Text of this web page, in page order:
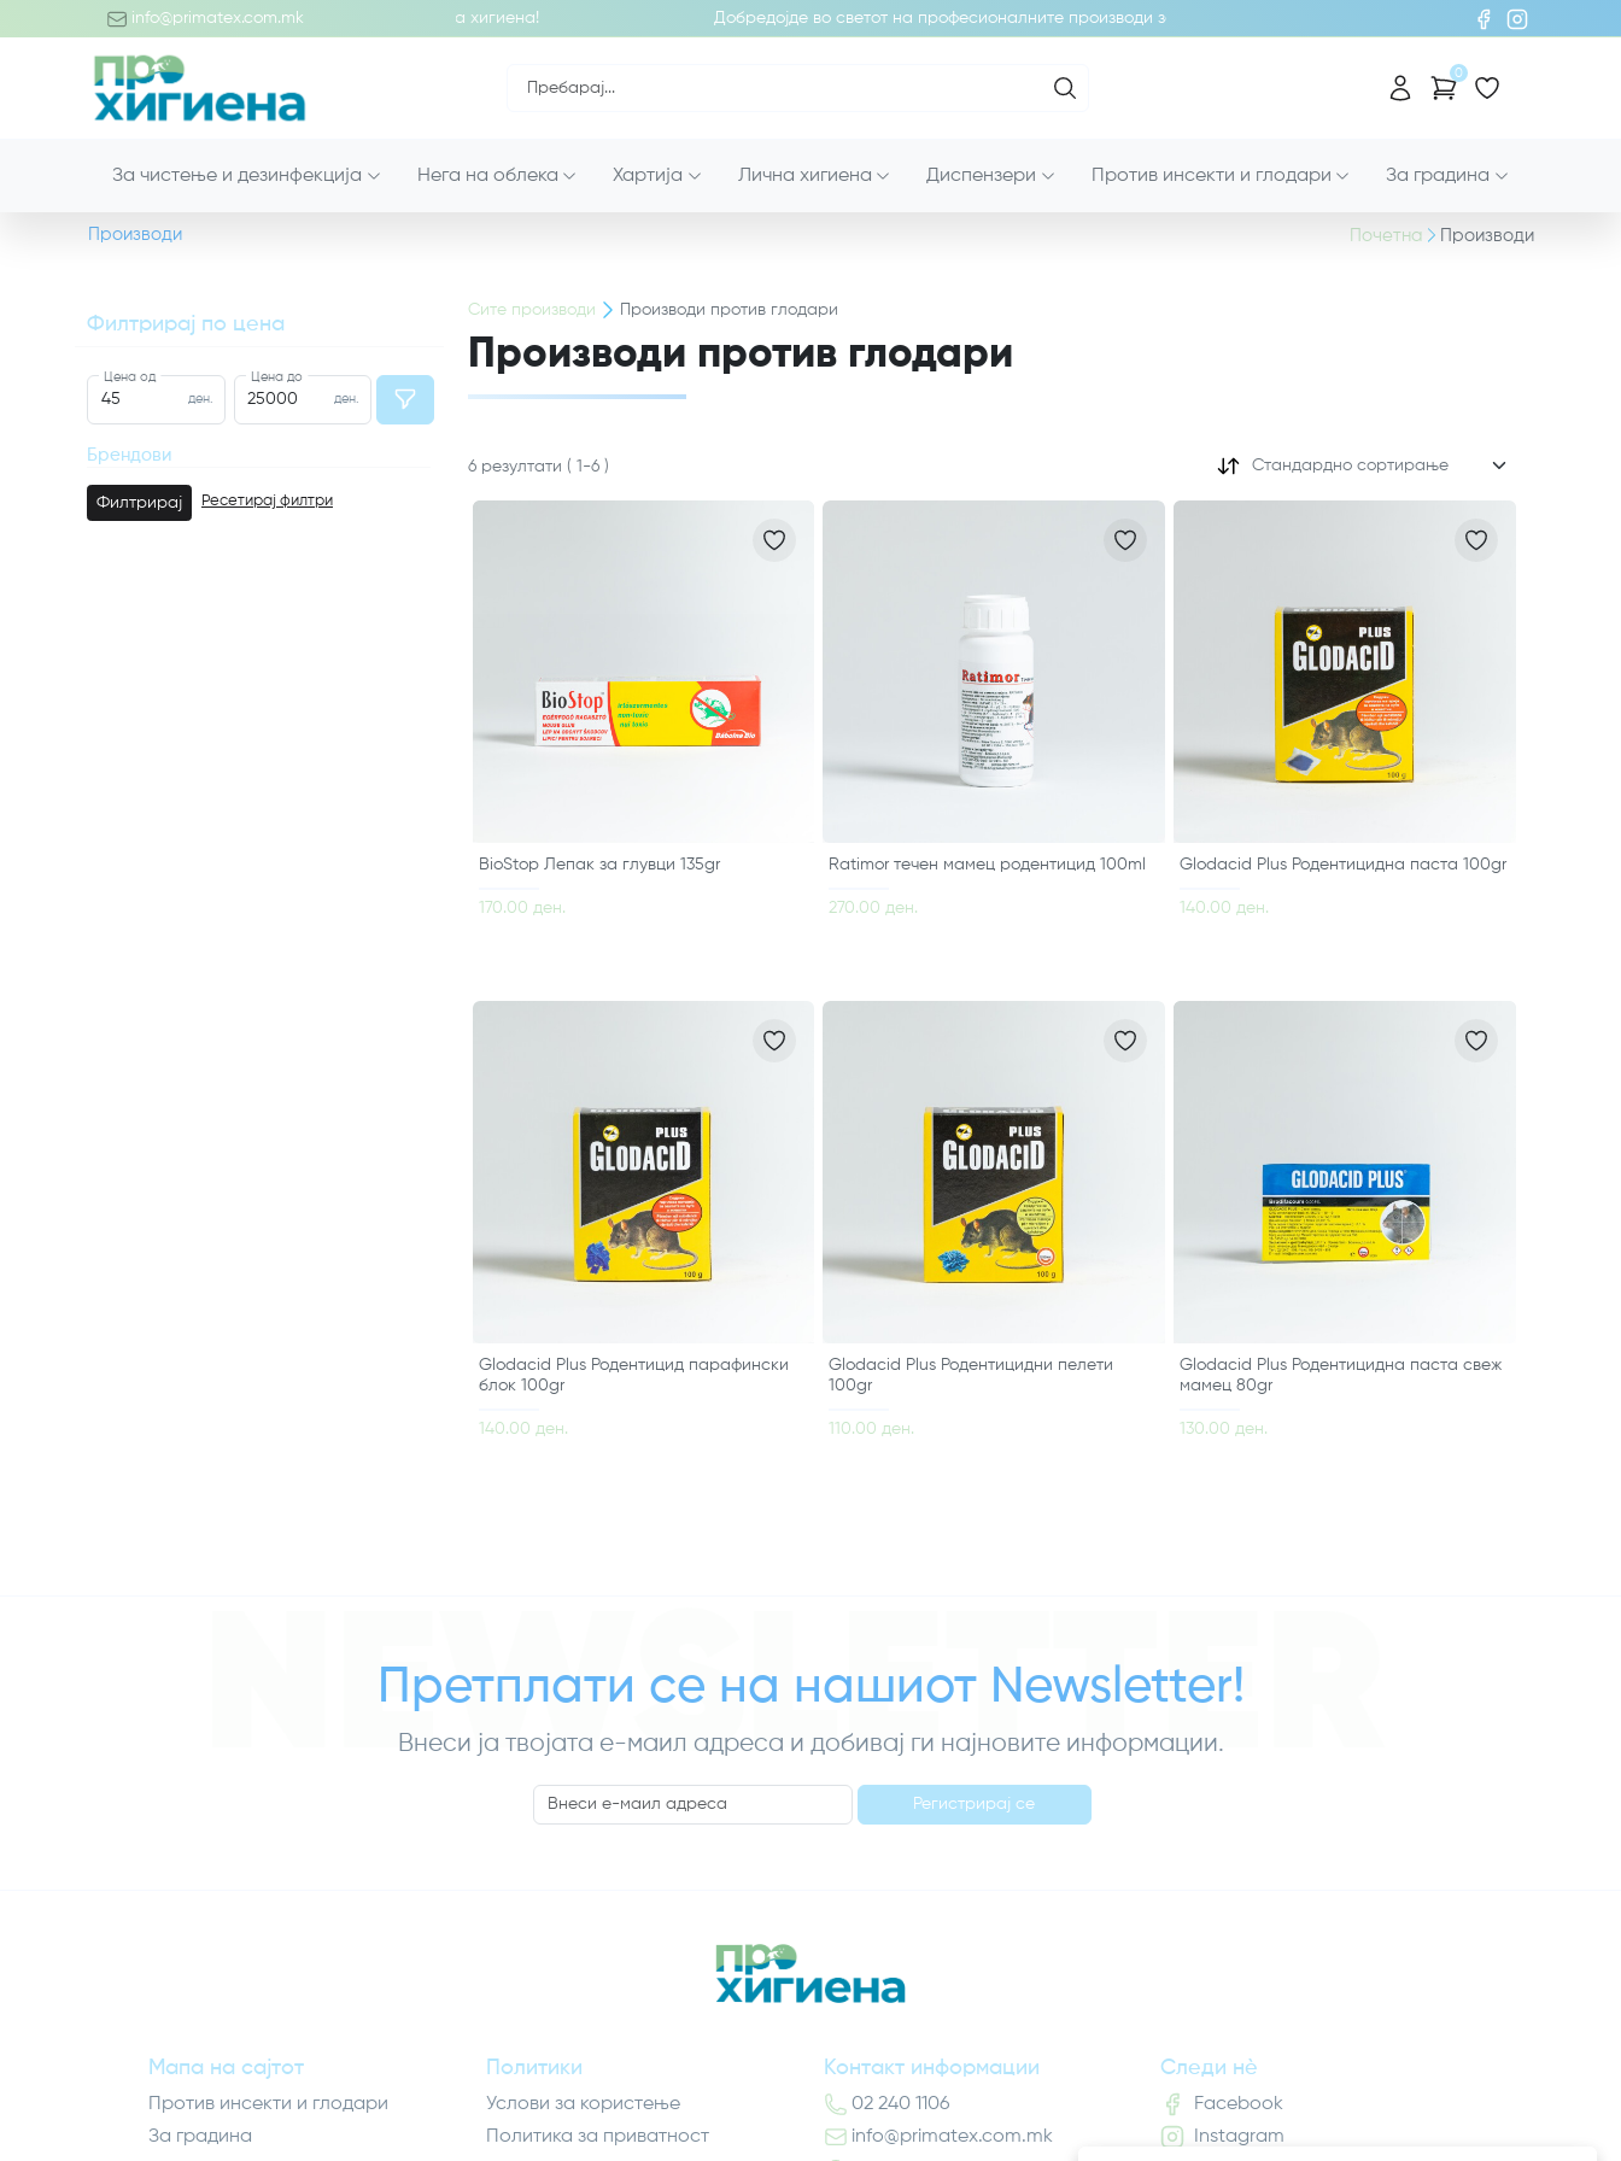
info@primatex.com.mk
во светот на професионалните производи за хигиена! Добредојде во светот на професионалните производи за хигиена!
0
За чистење и дезинфекција Нега на облека Хартија Лична хигиена Диспензери Против инсекти и глодари За градина
Производи Почетна Производи
Филтрирај по цена
ден.
Цена од
ден.
Цена до
Брендови
Филтрирај Ресетирај филтри
Сите производи Производи против глодари
Производи против глодари
6 резултати ( 1 -6 ) Стандардно сортирање
BioStop Лепак за глувци 135gr
170.00 ден.
Ratimor течен мамец родентицид 100ml
270.00 ден.
Glodacid Plus Родентицидна паста 100gr
140.00 ден.
Glodacid Plus Родентицид парафински
блок 100gr
140.00 ден.
Glodacid Plus Родентицидни пелети
100gr
110.00 ден.
Glodacid Plus Родентицидна паста свеж
мамец 80gr
130.00 ден.
NEWSLETTER
Претплати се на нашиот Newsletter!
Внеси ја твојата е-маил адреса и добивај ги најновите информации.
Регистрирај се
Мапа на сајтот
Против инсекти и глодари
За градина
Политики
Услови за користење
Политика за приватност
Контакт информации
02 240 1106
info@primatex.com.mk
Следи нè
Facebook
Instagram